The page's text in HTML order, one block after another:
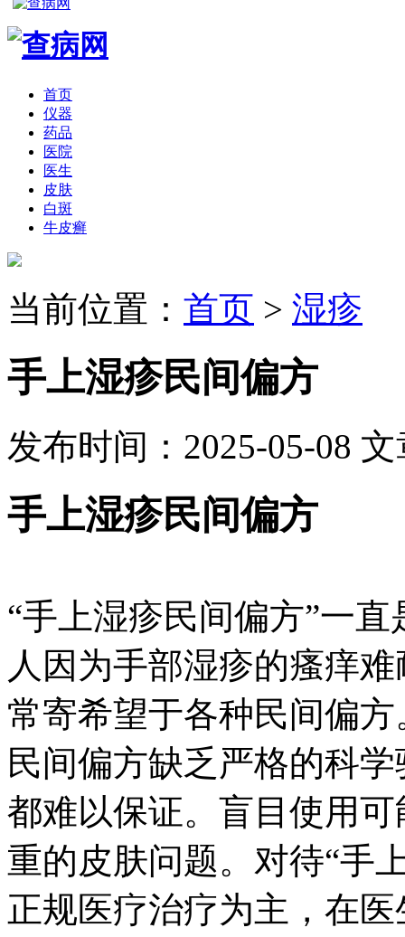
首页
仪器
药品
医院
医生
皮肤
白斑
牛皮癣
当前位置： 首页 > 湿疹
手上湿疹民间偏方
发布时间：2025-05-08 文
手上湿疹民间偏方
“手上湿疹民间偏方”一
人因为手部湿疹的瘙痒
常寄希望于各种民间偏
民间偏方缺乏严格的科
都难以保证。盲目使用
重的皮肤问题。对待“手
正规医疗治疗为主，在